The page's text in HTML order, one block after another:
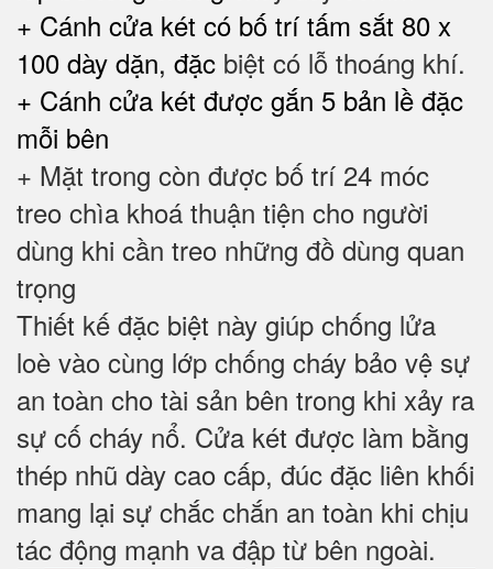
+ Cánh cửa két có bố trí tấm sắt 80 x
100 dày dặn, đặc biệt có lỗ thoáng khí.
+ Cánh cửa két được gắn 5 bản lề đặc
mỗi bên
+ Mặt trong còn được bố trí 24 móc
treo chìa khoá thuận tiện cho người
dùng khi cần treo những đồ dùng quan
trọng
Thiết kế đặc biệt này giúp chống lửa
loè vào cùng lớp chống cháy bảo vệ sự
an toàn cho tài sản bên trong khi xảy ra
sự cố cháy nổ. Cửa két được làm bằng
thép nhũ dày cao cấp, đúc đặc liên khối
mang lại sự chắc chắn an toàn khi chịu
tác động mạnh va đập từ bên ngoài.